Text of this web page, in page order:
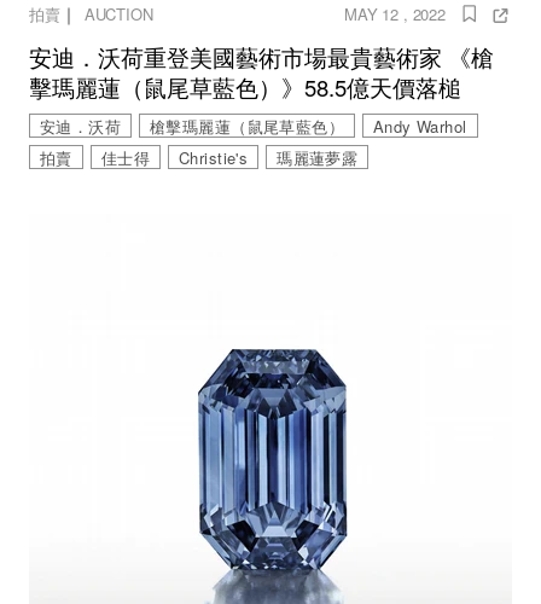
拍賣｜ AUCTION MAY 12 , 2022
安迪．沃荷重登美國藝術市場最貴藝術家 《槍
擊瑪麗蓮（鼠尾草藍色）》58.5億天價落槌
安迪．沃荷 槍擊瑪麗蓮（鼠尾草藍色）
Andy Warhol
拍賣
佳士得 Christie's 瑪麗蓮夢露